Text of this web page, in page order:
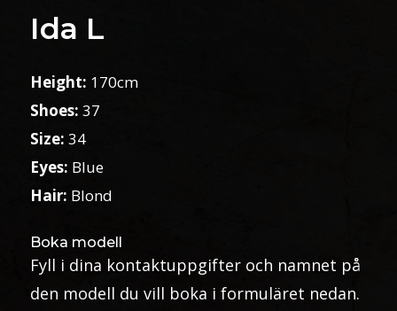
Ida L
Height: 170cm
Shoes: 37
Size: 34
Eyes: Blue
Hair: Blond
Boka modell
Fyll i dina kontaktuppgifter och namnet på
den modell du vill boka i formuläret nedan.